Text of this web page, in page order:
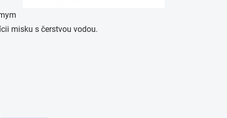
misku s čerstvou vodou.